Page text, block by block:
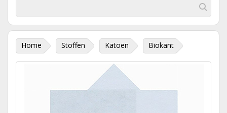
Home Stoffen Katoen Biokant